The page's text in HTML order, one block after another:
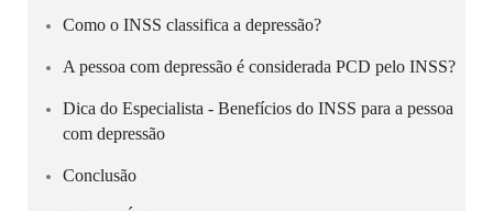
Como o INSS classifica a depressão?
A pessoa com depressão é considerada PCD pelo INSS?
Dica do Especialista - Benefícios do INSS para a pessoa
com depressão
Conclusão